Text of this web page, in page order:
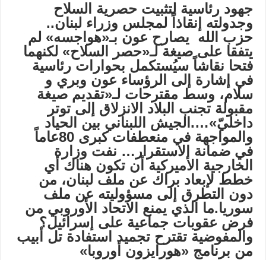
جهود رئاسية لتثبيت حصرية السلاح
وجدولته إنقاذاً لمجلس وزراء لبنان..
حزب الله يصارح عون بـ«هواجسه» لم
يتفقا على صيغة لـ«حصر السلاح» لكنهما
فتحا نقاشاً سيُستكمل بحوارات رئاسية
في إشارة إلى الرؤساء عون وبري و
سلام، وسط مقترحات لـ«تقديم صيغة
مقبولة تجنب البلاد الانزلاق إلى توتر
داخليّ»….الجيش اللبناني بين الحياد
والمواجهة في منعطفات كبرى 80عاماً
في ضمانة الاستقرار… نفت وزارة
الخارجية الأميركية أن تكون هناك أي
خطط لإبعاد براك عن ملف لبنان، من
دون التطرق إلى مسؤوليته عن ملف
سوريا.ما الذي يمنع الاتحاد الأوروبي من
فرض عقوبات جماعية على إسرائيل؟
والمفوضية تقترح تجميد استفادة تل أبيب
من برنامج «هورايزون أوروبا»